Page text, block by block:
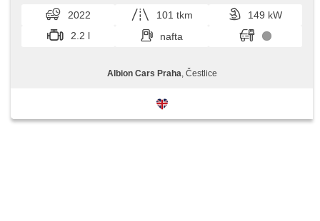
tempomat, LED denné svietenie, hliníkové kolesá, palubný
počítač, dotykové ovládanie palubného počítača, digitálny
prístrojový štít, voľba jazdného režimu, elektronická ručná
brzda, satelitná navigácia, parkovacie senzory predné,
parkovanie, bezkľúčové startovanie, bezkľúčové
volant, multifunkčný volant, vyhrievaný volant, deaktivácia
airbagu spolujazdca, hands free, Android Auto, Apple
CarPlay, bluetooth, el. vieko zavazadlového priestora, el.
2022 101 tkm
149 kW
2.2 l
nafta
Albion Cars Praha , Čestlice